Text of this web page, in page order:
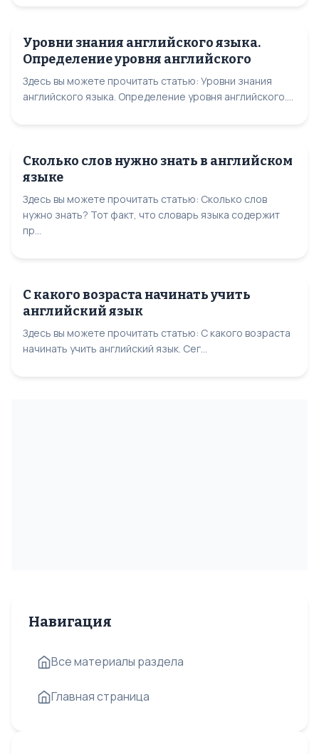
Уровни знания английского языка.
Определение уровня английского
Здесь вы можете прочитать статью: Уровни знания
английского языка. Определение уровня английского....
Сколько слов нужно знать в английском
языке
Здесь вы можете прочитать статью: Сколько слов
нужно знать? Тот факт, что словарь языка содержит
пр...
С какого возраста начинать учить
английский язык
Здесь вы можете прочитать статью: С какого возраста
начинать учить английский язык. Сег...
Навигация
Все материалы раздела
Главная страница